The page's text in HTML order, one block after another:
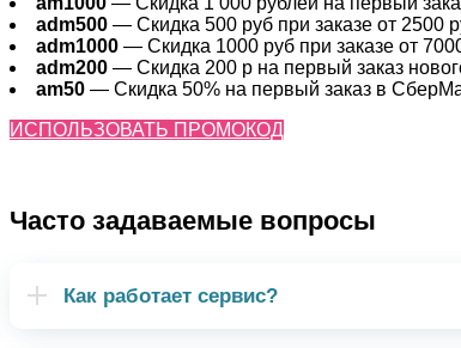
adm500 — Скидка 500 руб при заказе от 2500
adm1000 — Скидка 1000 руб при заказе от
adm200 — Cкидка 200 р на первый заказ
am50 — Скидка 50% на первый заказ в
ИСПОЛЬЗОВАТЬ ПРОМОКОД
Часто задаваемые вопросы
Как работает сервис?